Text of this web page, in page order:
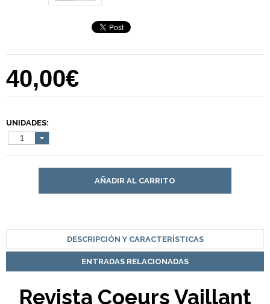
40,00€
UNIDADES:
1
AÑADIR AL CARRITO
DESCRIPCIÓN Y CARACTERÍSTICAS
ENTRADAS RELACIONADAS
Revista Coeurs Vaillant